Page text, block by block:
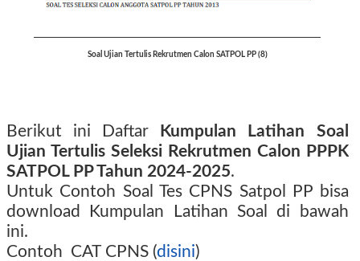
Soal Ujian Tertulis Rekrutmen Calon SATPOL PP (8)
Berikut ini Daftar Kumpulan
Latihan Soal
Ujian Tertulis Seleksi Rekrutmen Calon PPPK
SATPOL PP Tahun 2024-2025.
Untuk Contoh Soal Tes CPNS Satpol PP bisa
download Kumpulan Latihan Soal di bawah
ini.
Contoh CAT CPNS (disini)